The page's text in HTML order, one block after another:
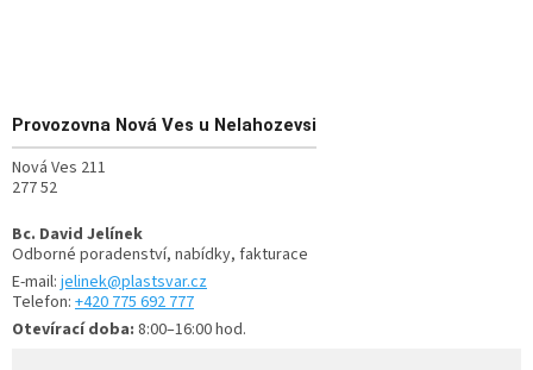
Provozovna Nová Ves u Nelahozevsi
Nová Ves 211
277 52
Bc. David Jelínek
Odborné poradenství, nabídky, fakturace
E-mail: jelinek@plastsvar.cz
Telefon: +420 775 692 777
Otevírací doba: 8:00–16:00 hod.